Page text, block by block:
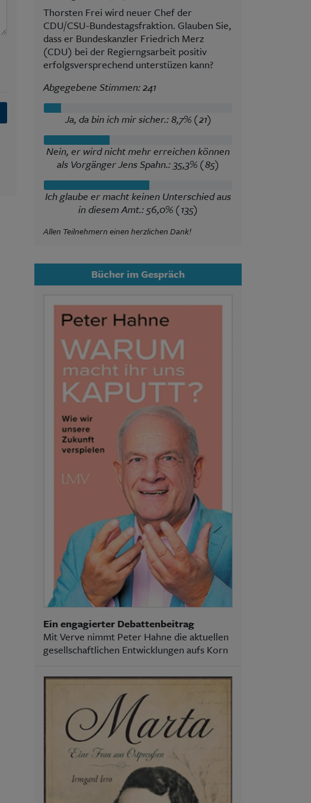
Thorsten Frei wird neuer Chef der
CDU/CSU-Bundestagsfraktion. Glauben Sie,
dass er Bundeskanzler Friedrich Merz
(CDU) bei der Regierngsarbeit positiv
erfolgsversprechend unterstüzen kann?
Abgegebene Stimmen: 241
Ja, da bin ich mir sicher.: 8,7% (21)
Nein, er wird nicht mehr erreichen können
als Vorgänger Jens Spahn.: 35,3% (85)
Ich glaube er macht keinen Unterschied aus
in diesem Amt.: 56,0% (135)
Allen Teilnehmern einen herzlichen Dank!
Bücher im Gespräch
Ein engagierter Debattenbeitrag
Mit Verve nimmt Peter Hahne die aktuellen
gesellschaftlichen Entwicklungen aufs Korn